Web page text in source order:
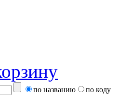
по названию по коду